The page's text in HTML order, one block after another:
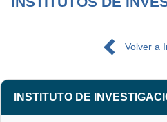
Volver a
INSTITUTO DE